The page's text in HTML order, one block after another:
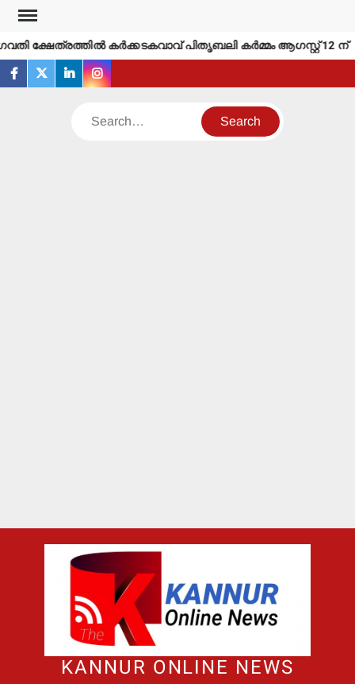
Skip
contentക്ഷേത്രത്തില്‍ കര്‍ക്കടകവാവ് പിതൃബലി കര്‍മ്മം ആഗസ്റ്റ് 12 ന്
facebook
twitterlinkedininstagram
Search
KANNUR ONLINE NEWS